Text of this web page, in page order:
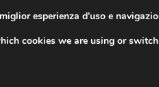
esperienza d'uso e
cookies we are using or